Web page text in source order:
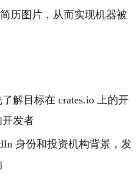
历图片，从而实现机器被
了解目标在 crates.io 上的开
发者
身份和投资机构背景，发